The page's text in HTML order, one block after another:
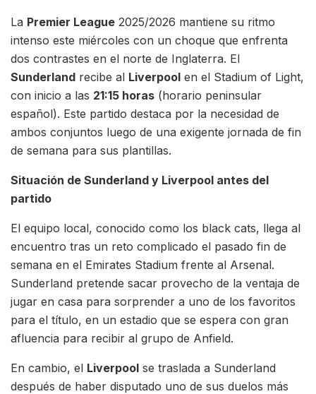
La Premier League 2025/2026 mantiene su ritmo
intenso este miércoles con un choque que enfrenta
dos contrastes en el norte de Inglaterra. El
Sunderland recibe al Liverpool en el Stadium of Light,
con inicio a las 21:15 horas (horario peninsular
español). Este partido destaca por la necesidad de
ambos conjuntos luego de una exigente jornada de fin
de semana para sus plantillas.
Situación de Sunderland y Liverpool antes del
partido
El equipo local, conocido como los black cats, llega al
encuentro tras un reto complicado el pasado fin de
semana en el Emirates Stadium frente al Arsenal.
Sunderland pretende sacar provecho de la ventaja de
jugar en casa para sorprender a uno de los favoritos
para el título, en un estadio que se espera con gran
afluencia para recibir al grupo de Anfield.
En cambio, el Liverpool se traslada a Sunderland
después de haber disputado uno de sus duelos más